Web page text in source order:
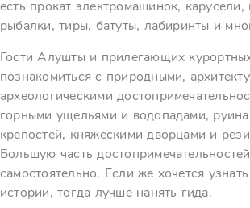
есть прокат электромашинок,
рыбалки, тиры, батуты, лабиринты и
Гости Алушты и прилегающих
познакомиться с природными,
археологическими
горными ущельями и водопадами,
крепостей, княжескими дворцами и
Большую часть
самостоятельно. Если же хочется
истории, тогда лучше нанять гида.